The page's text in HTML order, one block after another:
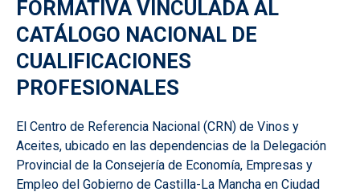
FORMATIVA VINCULADA AL
CATÁLOGO NACIONAL DE
CUALIFICACIONES
PROFESIONALES
El Centro de Referencia Nacional (CRN) de Vinos y
Aceites, ubicado en las dependencias de la Delegación
Provincial de la Consejería de Economía, Empresas y
Empleo del Gobierno de Castilla-La Mancha en Ciudad